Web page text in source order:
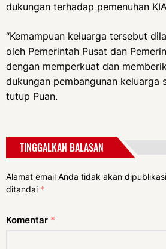
dukungan terhadap pemenuhan
“Kemampuan keluarga tersebut
oleh Pemerintah Pusat dan
dengan memperkuat dan
dukungan pembangunan keluarga
tutup Puan.
TINGGALKAN BALASAN
Alamat email Anda tidak akan
ditandai *
Komentar *